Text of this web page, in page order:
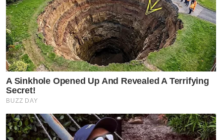
A Sinkhole Opened Up And Revealed A Terrifying
Secret!
BUZZ DAY